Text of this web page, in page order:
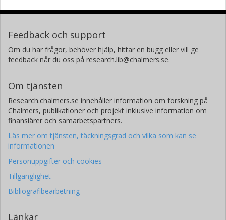
Feedback och support
Om du har frågor, behöver hjälp, hittar en bugg eller vill ge
feedback når du oss på research.lib@chalmers.se.
Om tjänsten
Research.chalmers.se innehåller information om forskning på
Chalmers, publikationer och projekt inklusive information om
finansiärer och samarbetspartners.
Läs mer om tjänsten, täckningsgrad och vilka som kan se
informationen
Personuppgifter och cookies
Tillgänglighet
Bibliografibearbetning
Länkar